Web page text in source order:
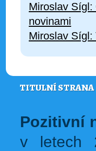
Miroslav
novinami
Miroslav Sígl:
TITULNÍ STRANA
Pozitivní
v letech